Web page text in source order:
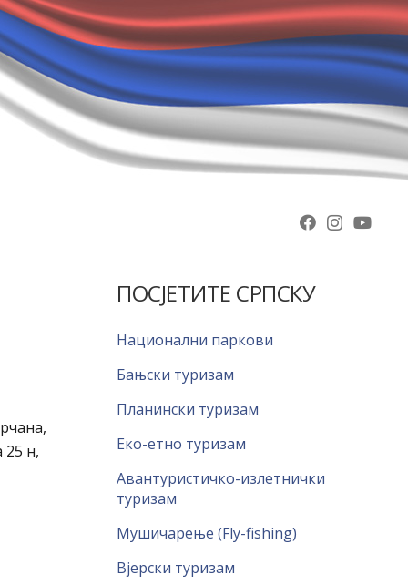
25 н,
ПОСЈЕТИТЕ СРПСКУ
Национални паркови
Бањски туризам
Планински туризам
Еко-етно туризам
Авантуристичко-излетнички
туризам
Мушичарење (Fly-fishing)
Вјерски туризам